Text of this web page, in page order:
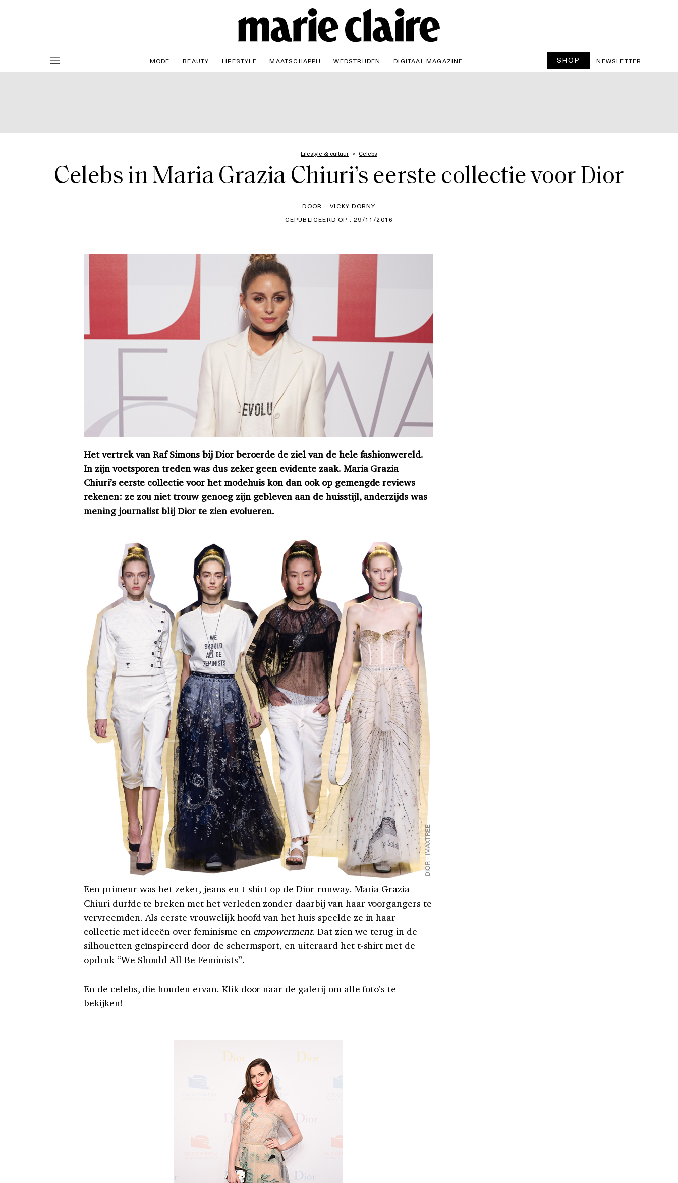
MODE BEAUTY LIFESTYLE MAATSCHAPPIJ WEDSTRIJDEN DIGITAAL MAGAZINE SHOP NEWSLETTER
Lifestyle & cultuur Celebs
Celebs in Maria Grazia Chiuri’s eerste collectie voor Dior
DOOR
VICKY DORNY
GEPUBLICEERD OP : 29/11/2016
Het vertrek van Raf Simons bij Dior beroerde de ziel van de hele fashionwereld.
In zijn voetsporen treden was dus zeker geen evidente zaak. Maria Grazia
Chiuri’s eerste collectie voor het modehuis kon dan ook op gemengde reviews
rekenen: ze zou niet trouw genoeg zijn gebleven aan de huisstijl, anderzijds was
mening journalist blij Dior te zien evolueren.
Een primeur was het zeker, jeans en t-shirt op de Dior-runway. Maria Grazia
Chiuri durfde te breken met het verleden zonder daarbij van haar voorgangers te
vervreemden. Als eerste vrouwelijk hoofd van het huis speelde ze in haar
collectie met ideeën over feminisme en empowerment. Dat zien we terug in de
silhouetten geïnspireerd door de schermsport, en uiteraard het t-shirt met de
opdruk “We Should All Be Feminists”.
En de celebs, die houden ervan. Klik door naar de galerij om alle foto’s te
bekijken!